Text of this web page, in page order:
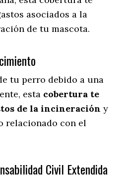
asociados a la
de tu mascota.
tu perro debido a una
esta cobertura te
de la incineración y
relacionado con el
Civil Extendida